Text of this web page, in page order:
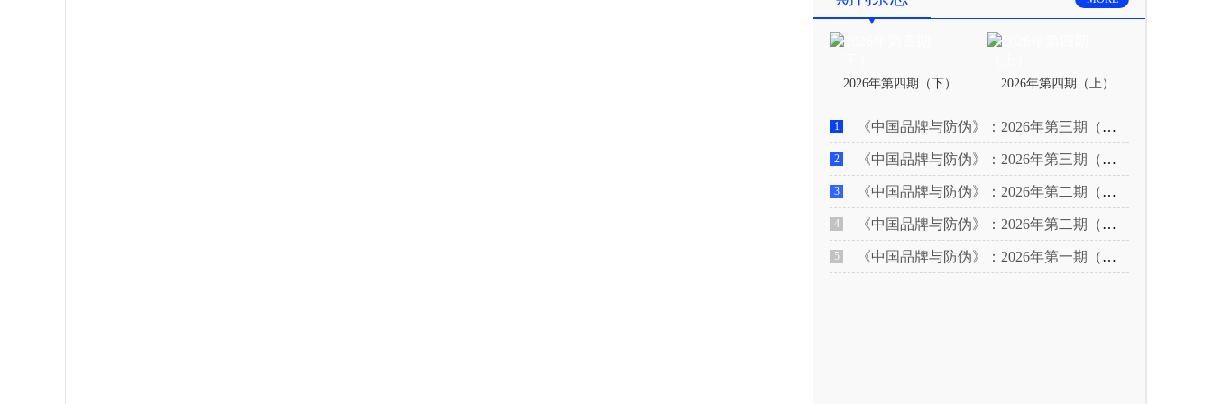
2026年第四期（下） 2026年第四期（上）
1 《中国品牌与防伪》：2026年第三期（下）
2 《中国品牌与防伪》：2026年第三期（上）
3 《中国品牌与防伪》：2026年第二期（下）
4 《中国品牌与防伪》：2026年第二期（上）
5 《中国品牌与防伪》：2026年第一期（下）